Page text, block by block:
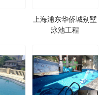
上海浦东华侨城别墅
泳池工程